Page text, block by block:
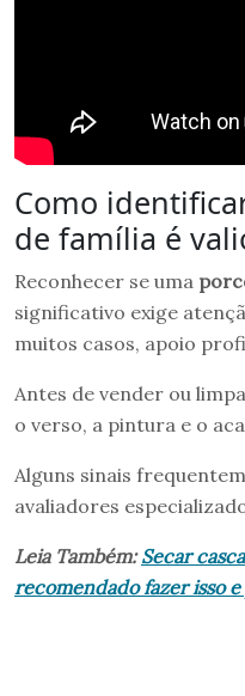
Como
de família é
Reconhecer se uma
significativo exige
muitos casos, apoio
Antes de vender ou
o verso, a pintura e o
Alguns sinais
avaliadores
Leia Também:Secar
recomendado fazer isso